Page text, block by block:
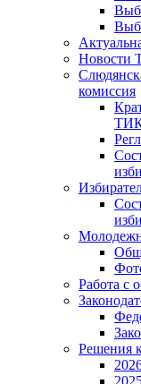
Новости
комиссия
Работа с
Решения